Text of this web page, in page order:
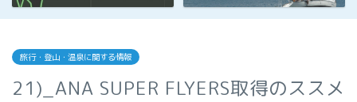
旅行・登山・温泉に関する情報
21)_ANA SUPER FLYERS取得のススメ